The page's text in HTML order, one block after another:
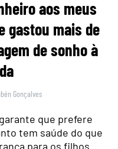
aos meus
gastou mais de
de sonho à
Gonçalves
que prefere
tem saúde do que
para os filhos